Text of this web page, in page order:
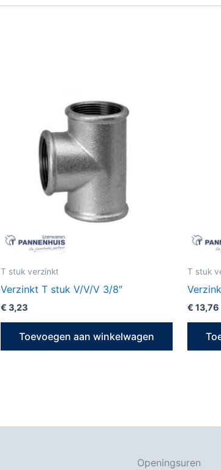
T stuk verzinkt
Verzinkt T stuk V/V/V 3/8″
€ 3,23
Toevoegen aan winkelwagen
T stuk
€ 13,76
Openingsuren